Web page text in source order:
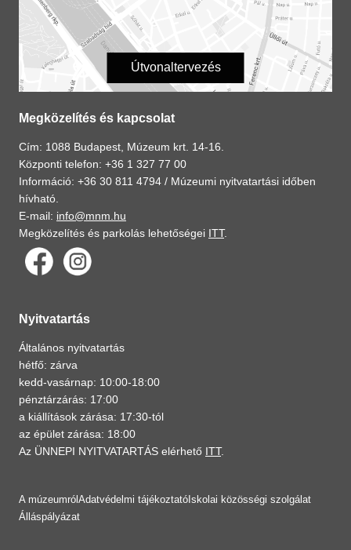
Útvonaltervezés
Megközelítés és kapcsolat
Cím: 1088 Budapest, Múzeum krt. 14-16.
Központi telefon: +36 1 327 77 00
Információ: +36 30 811 4794 / Múzeumi nyitvatartási időben
hívható.
E-mail: info@mnm.hu
Megközelítés és parkolás lehetőségei ITT.
Nyitvatartás
Általános nyitvatartás
hétfő: zárva
kedd-vasárnap: 10:00-18:00
pénztárzárás: 17:00
a kiállítások zárása: 17:30-tól
az épület zárása: 18:00
Az ÜNNEPI NYITVATARTÁS elérhető ITT.
A múzeumról Adatvédelmi tájékoztató Iskolai közösségi szolgálat
Álláspályázat